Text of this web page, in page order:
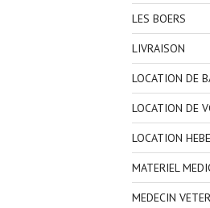
LES BOERS
LIVRAISON
LOCATION DE
LOCATION DE
LOCATION
MATERIEL
MEDECIN